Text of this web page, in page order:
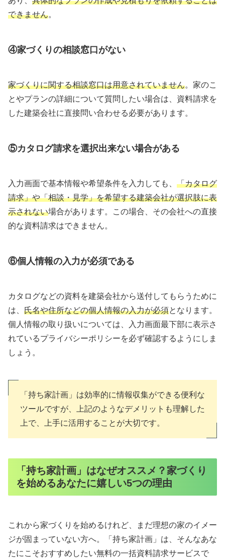
できません。
④家づくりの相談窓口がない
家づくりに関する相談窓口は用意されていません。家のこ
とやプランの詳細について質問したい場合は、資料請求を
した建築会社に直接問い合わせる必要があります。
⑤カタログ請求を選択出来ない場合がある
入力画面で基本情報や希望条件を入力しても、 「カタログ
請求」や「相談・見学」を希望する建築会社が選択肢に表
示されない場合があります。この場合、その会社への直接
的な資料請求はできません。
⑥個人情報の入力が必須である
カタログなどの資料を建築会社から送付してもらうために
は、 氏名や住所などの個人情報の入力が必須となります。
個人情報の取り扱いについては、入力画面最下部に表示さ
れているプライバシーポリシーを必ず確認するようにしま
しょう。
「持ち家計画」は効率的に情報収集ができる便利な
ツールですが、上記のようなデメリットも理解した
上で、上手に活用することが大切です。
「持ち家計画」はなぜオススメ？家づくり
を始めるあなたに嬉しい5つの理由
これから家づくりを始めるけれど、まだ理想の家のイメー
ジが固まっていない方へ。「持ち家計画」は、そんなあな
たにこそおすすめしたい無料の一括資料請求サービスで